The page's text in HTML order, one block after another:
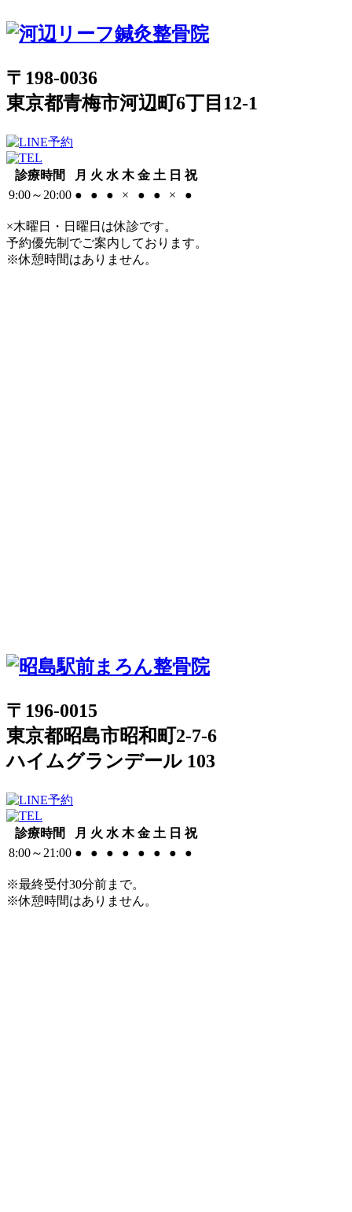
〒198-0036
東京都青梅市河辺町6丁目12-1
診療時間 月 火 水 木 金 土 日 祝
9:00～20:00 ● ● ● × ● ● × ●
×木曜日・日曜日は休診です。
予約優先制でご案内しております。
※休憩時間はありません。
〒196-0015
東京都昭島市昭和町2-7-6
ハイムグランデール 103
診療時間 月 火 水 木 金 土 日 祝
8:00～21:00 ● ● ● ● ● ● ● ●
※最終受付30分前まで。
※休憩時間はありません。